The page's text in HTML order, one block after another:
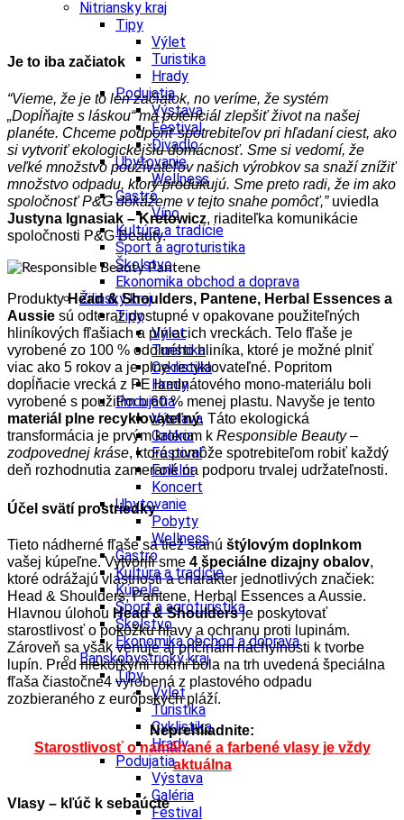
Nitriansky kraj
Tipy
Výlet
Turistika
Hrady
Podujatia
Výstava
Festival
Divadlo
Ubytovanie
Wellness
Gastro
Víno
Kultúra a tradície
Šport a agroturistika
Školstvo
Ekonomika obchod a doprava
Žilinský kraj
Tipy
Výlet
Turistika
Cyklistika
Hrady
Podujatia
Výstava
Galéria
Festival
Folklór
Koncert
Ubytovanie
Pobyty
Wellness
Gastro
Kultúra a tradície
Kúpele
Šport a agroturistika
Školstvo
Ekonomika obchod a doprava
Banskobystrický kraj
Tipy
Výlet
Turistika
Cyklistika
Hrady
Podujatia
Výstava
Galéria
Festival
Je to iba začiatok
“Vieme, že je to len začiatok, no veríme, že systém
„Dopĺňajte s láskou“ má potenciál zlepšiť život na našej
planéte. Chceme podporiť spotrebiteľov pri hľadaní ciest, ako
si vytvoriť ekologickejšiu domácnosť. Sme si vedomí, že
veľké množstvo používateľov našich výrobkov sa snaží znížiť
množstvo odpadu, ktorý produkujú. Sme preto radi, že im ako
spoločnosť P&G dokážeme v tejto snahe pomôcť,”uviedla
Justyna Ignasiak – Kretowicz, riaditeľka komunikácie
spoločnosti P&G Beauty.
ProduktyHead & Shoulders, Pantene, Herbal Essences a
Aussie sú odteraz dostupné v opakovane použiteľných
hliníkových fľašiach a plniacich vreckách. Telo fľaše je
vyrobené zo 100 % odolného hliníka, ktoré je možné plniť
viac ako 5 rokov a je plne recyklovateľné. Popritom
dopĺňacie vrecká z PE laminátového mono-materiálu boli
vyrobené s použitím o 60 % menej plastu. Navyše je tento
materiál plne recyklovateľný. Táto ekologická
transformácia je prvým krokom k Responsible Beauty –
zodpovednej kráse, ktorá pomôže spotrebiteľom robiť každý
deň rozhodnutia zamerané na podporu trvalej udržateľnosti.
Účel svätí prostriedky
Tieto nádherné fľaše sa tiež stanú štýlovým doplnkom
vašej kúpeľne. Vytvorili sme 4 špeciálne dizajny obalov,
ktoré odrážajú vlastnosti a charakter jednotlivých značiek:
Head & Shoulders, Pantene, Herbal Essences a Aussie.
Hlavnou úlohou Head & Shouldersje poskytovať
starostlivosť o pokožku hlavy a ochranu proti lupinám.
Zároveň sa však venuje aj príčinám náchylnosti k tvorbe
lupín. Pred niekoľkými rokmi bola na trh uvedená špeciálna
fľaša čiastočne4 vyrobená z plastového odpadu
zozbieraného z európskych pláží.
Neprehliadnite:
Starostlivosť o namáhané a farbené vlasy je vždy
aktuálna
Vlasy – kľúč k sebaúcte